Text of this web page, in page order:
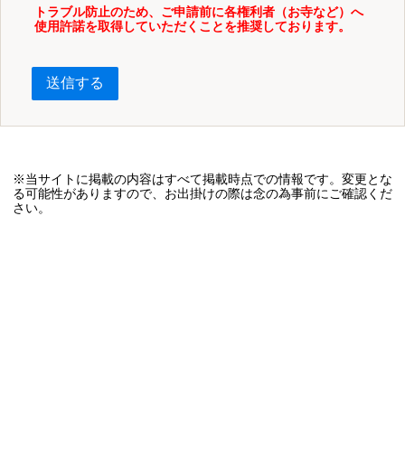
トラブル防止のため、ご申請前に各権利者（お寺など）へ
使用許諾を取得していただくことを推奨しております。
送信する
※当サイトに掲載の内容はすべて掲載時点での情報です。変更とな
る可能性がありますので、お出掛けの際は念の為事前にご確認くだ
さい。